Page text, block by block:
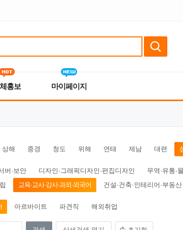
홍보 마이페이지
상해 중경 청도 위해 연태 제남 대련
버·보안 디자인·그래픽디자인·편집디자인
무역·유통·
교육·교사·강사·과외·외국어 건설·건축·인테리어·부동산
아르바이트 파견직 해외취업